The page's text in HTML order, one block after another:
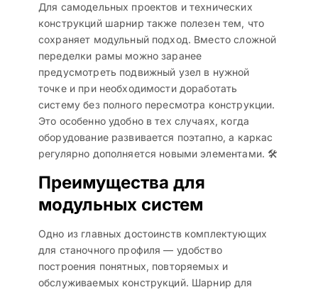
Для самодельных проектов и технических
конструкций шарнир также полезен тем, что
сохраняет модульный подход. Вместо сложной
переделки рамы можно заранее
предусмотреть подвижный узел в нужной
точке и при необходимости доработать
систему без полного пересмотра конструкции.
Это особенно удобно в тех случаях, когда
оборудование развивается поэтапно, а каркас
регулярно дополняется новыми элементами. 🛠️
Преимущества для
модульных систем
Одно из главных достоинств комплектующих
для станочного профиля — удобство
построения понятных, повторяемых и
обслуживаемых конструкций. Шарнир для